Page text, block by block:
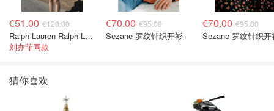
€51.00 €120.00
Ralph Lauren Ralph Lauren 男童亚麻衬衫
刘亦菲同款
€70.00 €95.00
Sezane 罗纹针织开衫
€70.00 €95.00
Sezane 罗纹针织开
猜你喜欢